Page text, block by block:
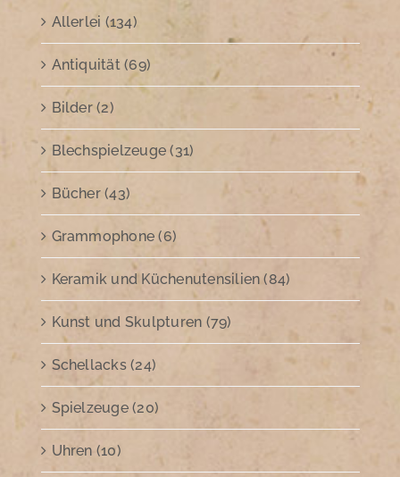
Allerlei (134)
Antiquität (69)
Bilder (2)
Blechspielzeuge (31)
Bücher (43)
Grammophone (6)
Keramik und Küchenutensilien (84)
Kunst und Skulpturen (79)
Schellacks (24)
Spielzeuge (20)
Uhren (10)